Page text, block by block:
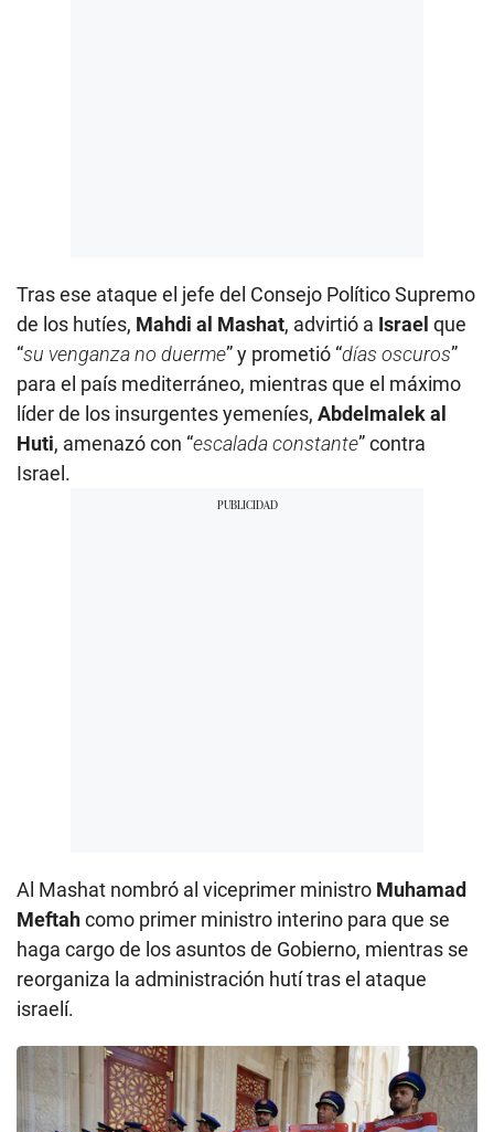
Tras ese ataque el jefe del Consejo Político Supremo
de los hutíes, Mahdi al Mashat, advirtió a Israel que
“su venganza no duerme” y prometió “días oscuros”
para el país mediterráneo, mientras que el máximo
líder de los insurgentes yemeníes, Abdelmalek al
Huti, amenazó con “escalada constante” contra
Israel.
Al Mashat nombró al viceprimer ministro Muhamad
Meftahcomo primer ministro interino para que se
haga cargo de los asuntos de Gobierno, mientras se
reorganiza la administración hutí tras el ataque
israelí.